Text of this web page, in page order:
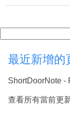
最近新增的
ShortDoorNote -
查看所有當前更